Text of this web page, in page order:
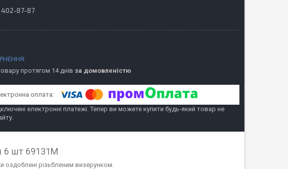
402-87-87
протягом 14 днів за домовленістю
електронні платежі. Тепер ви можете купити будь-який товар не
6 шт 69131M
різьбленим визерунком.